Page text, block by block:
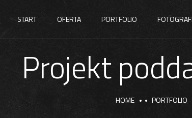
START OFERTA PORTFOLIO
Projekt
HOME PORTFOLIO